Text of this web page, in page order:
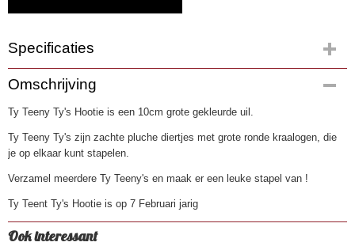
Specificaties
Productcode
3550-13
EAN code
Omschrijving
Ty Teeny Ty's Hootie is een 10cm grote gekleurde uil.
Ty Teeny Ty's zijn zachte pluche diertjes met grote ronde kraalogen, die
je op elkaar kunt stapelen.
Verzamel meerdere Ty Teeny's en maak er een leuke stapel van !
Ty Teent Ty's Hootie is op 7 Februari jarig
Ook interessant